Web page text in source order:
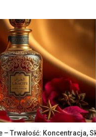
– Trwałość: Koncentracja,